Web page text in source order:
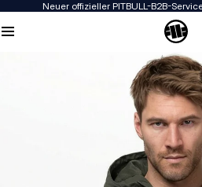
Neuer offizieller PITBULL-B2B-